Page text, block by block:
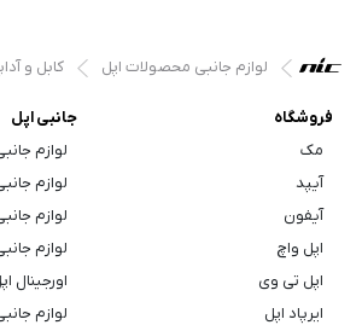
لوازم جانبی محصولات اپل کابل و
فروشگاه
مک
آیپد
آیفون
اپل واچ
اپل تی وی
ایرپاد اپل
جانبی اپل
لوازم
لوازم
لوازم
لوازم
اورجینال
لوازم